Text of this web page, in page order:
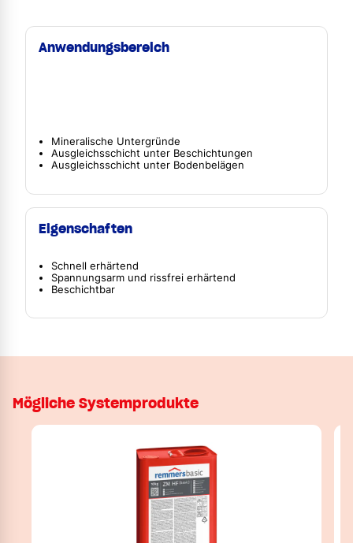
Anwendungsbereich
Mineralische Untergründe
Ausgleichsschicht unter Beschichtungen
Ausgleichsschicht unter Bodenbelägen
Eigenschaften
Schnell erhärtend
Spannungsarm und rissfrei erhärtend
Beschichtbar
Mögliche Systemprodukte